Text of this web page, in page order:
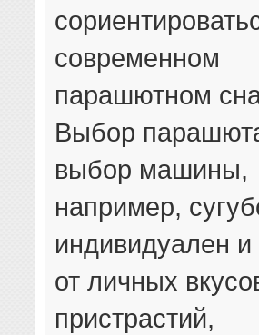
современном
парашютном
Выбор
выбор машины,
например,
индивидуален и
от личных
пристрастий,